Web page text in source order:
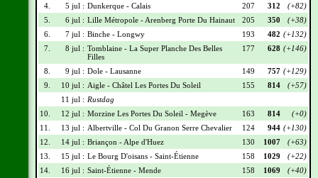
4.
5 jul : Dunkerque - Calais 207 312
(+82)
5.
6 jul : Lille Métropole - Arenberg Porte Du Hainaut 205 350
(+38)
6.
7 jul : Binche - Longwy 193 482 (+132)
7.
8 jul : Tomblaine - La Super Planche Des Belles
Filles
177 628 (+146)
8. 9 jul : Dole - Lausanne 149 757 (+129)
9.
10 jul : Aigle - Châtel Les Portes Du Soleil 155 814
(+57)
11 jul : Rustdag
10.
12 jul : Morzine Les Portes Du Soleil - Megève 163 814
(+0)
11.
13 jul : Albertville - Col Du Granon Serre Chevalier 124 944 (+130)
12.
14 jul : Briançon - Alpe d'Huez 130 1007
(+63)
13.
15 jul : Le Bourg D'oisans - Saint-Étienne 158 1029
(+22)
14.
16 jul : Saint-Étienne - Mende 158 1069
(+40)